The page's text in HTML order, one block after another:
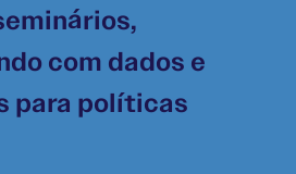
com dados e
para políticas